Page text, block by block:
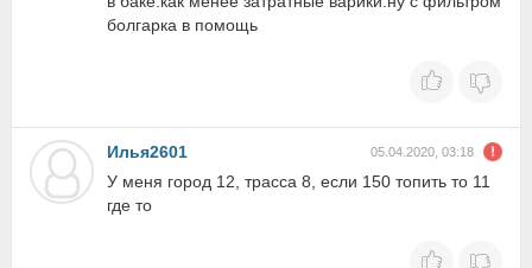
болгарка в помощь
Илья2601 05.04.2020, 03:18
У меня город 12, трасса 8, если 150 топить то 11
где то